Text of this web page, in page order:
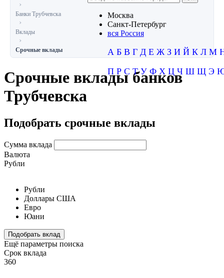
Москва
Санкт-Петербург
вся Россия
А Б В Г Д Е Ж З И Й К Л М
П Р С Т У Ф Х Ц Ч Ш Щ Э
Банки Трубчевска
Вклады
Срочные вклады
Срочные вклады банков
Трубчевска
Подобрать срочные вклады
Сумма вклада
Валюта
Рубли
Рубли
Доллары США
Евро
Юани
Подобрать вклад
Ещё параметры поиска
Срок вклада
360